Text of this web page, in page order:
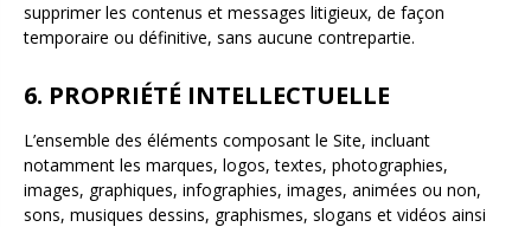
supprimer les contenus et messages litigieux, de façon
temporaire ou définitive, sans aucune contrepartie.
6. PROPRIÉTÉ INTELLECTUELLE
L’ensemble des éléments composant le Site, incluant
notamment les marques, logos, textes, photographies,
images, graphiques, infographies, images, animées ou non,
sons, musiques dessins, graphismes, slogans et vidéos ainsi